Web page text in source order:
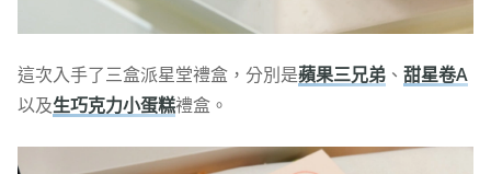
這次入手了三盒派星堂禮盒，分別是蘋果三兄弟、 甜星卷A
以及生巧克力小蛋糕禮盒。